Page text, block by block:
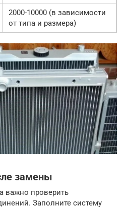
2000-10000 (в зависимости
от типа и размера)
замены
важно проверить
Заполните систему